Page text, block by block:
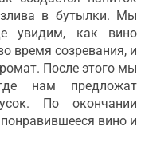
в бутылки. Мы
увидим, как вино
время созревания, и
После этого мы
нам предложат
По окончании
вино и